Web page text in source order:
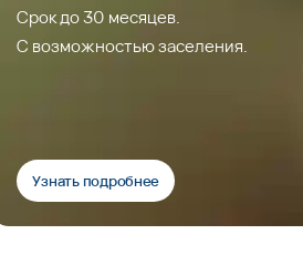
Срок до 30 месяцев.
С возможностью заселения.
Узнать подробнее